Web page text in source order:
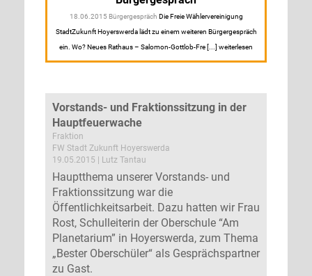
18.06.2015 Bürgergespräch Die Freie Wählervereinigung
StadtZukunft Hoyerswerda lädt zu einem weiteren Bürgergespräch
ein. Wo? Neues Rathaus – Salomon-Gottlob-Fre [...] weiterlesen
Vorstands- und Fraktionssitzung in der
Hauptfeuerwache
Fraktion
FW Stadt Zukunft Hoyerswerda
19.05.2015 | Lutz Tantau
Hauptthema unserer Vorstands- und
Fraktionssitzung war die
Öffentlichkeitsarbeit. Dazu hatten wir Frau
Rost, Schulleiterin der Oberschule “Am
Planetarium” in Hoyerswerda, zum Thema
„Bester Oberschüler“ als Gesprächspartner
zu Gast.